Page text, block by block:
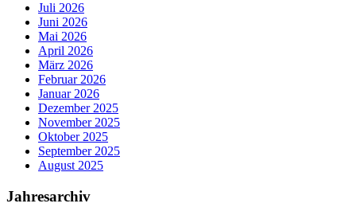
Juli 2026
Juni 2026
Mai 2026
April 2026
März 2026
Februar 2026
Januar 2026
Dezember 2025
November 2025
Oktober 2025
September 2025
August 2025
Jahresarchiv